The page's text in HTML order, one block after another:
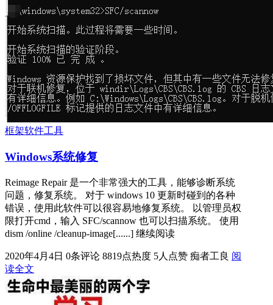
框架软件工具
Windows系统修复
Reimage Repair 是一个非常强大的工具，能够诊断系统
问题，修复系统。 对于 windows 10 更新时碰到的各种
错误，使用此软件可以很容易地修复系统。 以管理员权
限打开cmd，输入 SFC/scannow 也可以扫描系统。 使用
dism /online /cleanup-image[......] 继续阅读
2020年4月4日 0条评论 8819点热度 5人点赞 痴者工良 阅
读全文